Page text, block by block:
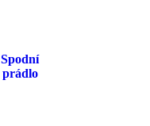
Spodní
prádlo